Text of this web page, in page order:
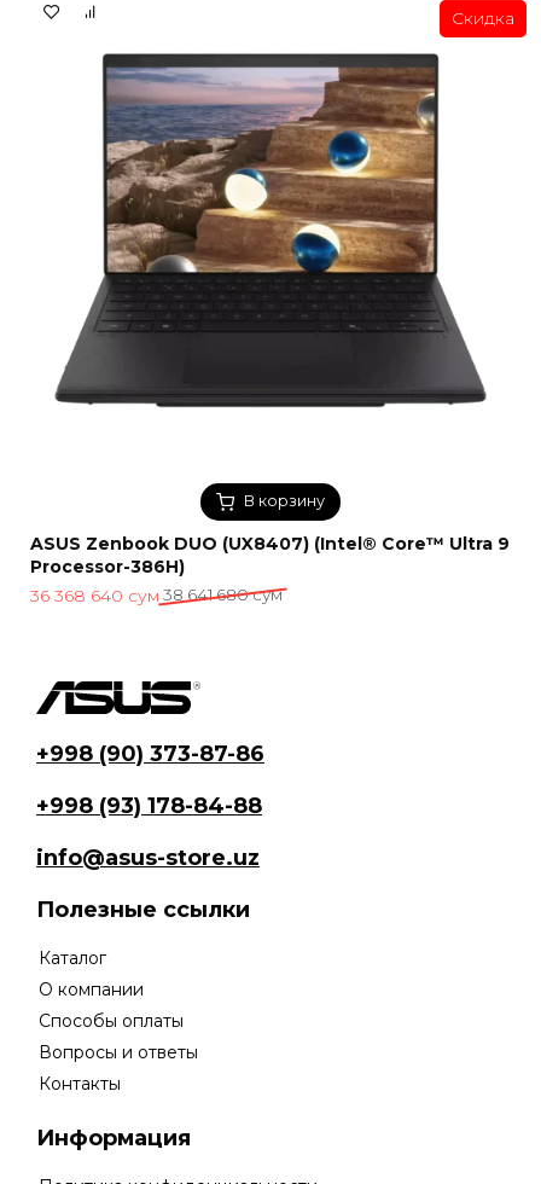
В корзину
Скидка
ASUS Zenbook DUO (UX8407) (Intel® Core™ Ultra 9
Processor-386H)
38 641 680сум
Первоначальная
641
36 368 640 сум
Текущая
640 сум.
+998 (90) 373-87-86
+998 (93) 178-84-88
info@asus-store.uz
Полезные ссылки
Каталог
О компании
Способы оплаты
Вопросы и ответы
Контакты
Информация